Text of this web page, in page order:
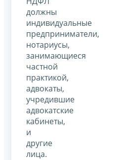
должны
индивидуальные
предприниматели,
нотариусы,
занимающиеся
частной
практикой,
адвокаты,
учредившие
адвокатские
кабинеты,
и
другие
лица.